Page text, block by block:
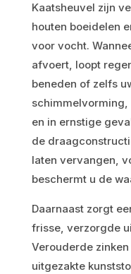
Kaatsheuvel zijn
houten boeidelen
voor vocht.
afvoert, loopt
beneden of zelfs
en in ernstige
de
laten vervangen,
beschermt u de
Daarnaast zorgt
frisse, verzorgde
Verouderde
uitgezakte